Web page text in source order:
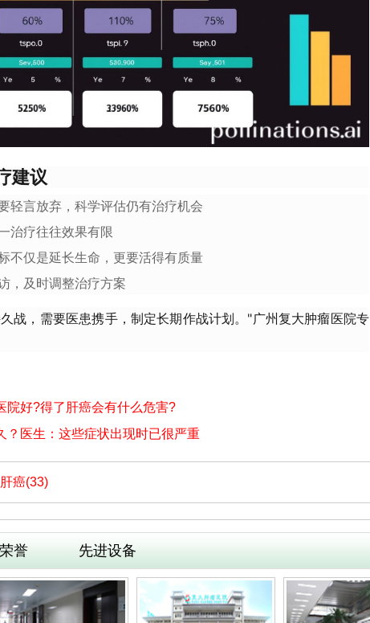
建议
轻言放弃，科学评估仍有治疗机会
治疗往往效果有限
不仅是延长生命，更要活得有质量
，及时调整治疗方案
战，需要医患携手，制定长期作战计划。"广州复大肿瘤医院专
院好?得了肝癌会有什么危害?
？医生：这些症状出现时已很严重
肝癌(33)
誉 先进设备